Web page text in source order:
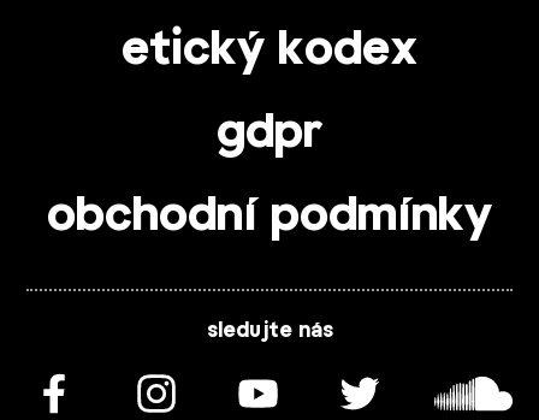
etický kodex
gdpr
obchodní podmínky
sledujte nás